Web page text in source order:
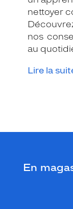
nettoyer
nos
au
Lire la
En